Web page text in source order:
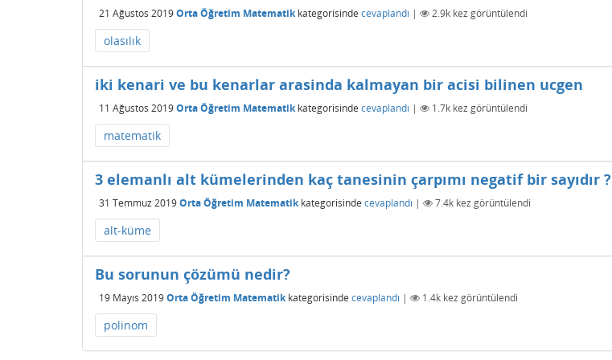
21 Ağustos 2019Orta Öğretim Matematikkategorisinde cevaplandı | 2.9k kez görüntülendi
olasılık
iki kenari ve bu kenarlar arasinda kalmayan bir acisi bilinen ucgen
11 Ağustos 2019Orta Öğretim Matematikkategorisinde cevaplandı | 1.7k kez görüntülendi
matematik
3 elemanlı alt kümelerinden kaç tanesinin çarpımı negatif bir sayıdır ?
31 Temmuz 2019Orta Öğretim Matematikkategorisinde cevaplandı | 7.4k kez görüntülendi
alt-küme
Bu sorunun çözümü nedir?
19 Mayıs 2019Orta Öğretim Matematikkategorisinde cevaplandı | 1.4k kez görüntülendi
polinom